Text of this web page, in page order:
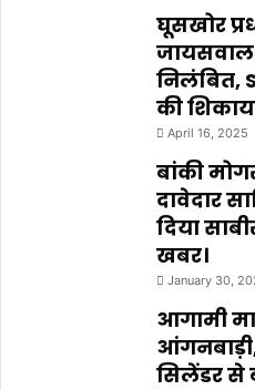
घूसखोर
जायसवाल
निलंबित,
की
April 16, 2025
बांकी
दावेदार
दिया
खबर।
January 30,
आगामी
सिलेंडर से